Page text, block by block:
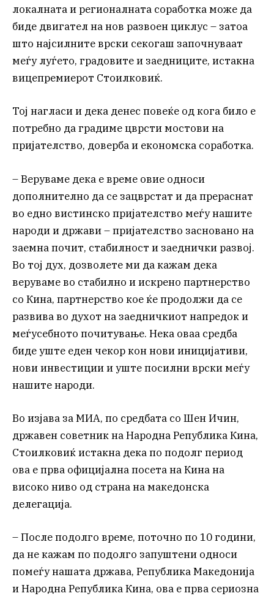
локалната и регионалната соработка може да
биде двигател на нов развоен циклус – затоа
што најсилните врски секогаш започнуваат
меѓу луѓето, градовите и заедниците, истакна
вицепремиерот Стоилковиќ.
Тој нагласи и дека денес повеќе од кога било е
потребно да градиме цврсти мостови на
пријателство, доверба и економска соработка.
– Веруваме дека е време овие односи
дополнително да се зацврстат и да прераснат
во едно вистинско пријателство меѓу нашите
народи и држави – пријателство засновано на
заемна почит, стабилност и заеднички развој.
Во тој дух, дозволете ми да кажам дека
веруваме во стабилно и искрено партнерство
со Кина, партнерство кое ќе продолжи да се
развива во духот на заедничкиот напредок и
меѓусебното почитување. Нека оваа средба
биде уште еден чекор кон нови иницијативи,
нови инвестиции и уште посилни врски меѓу
нашите народи.
Во изјава за МИА, по средбата со Шен Ичин,
државен советник на Народна Република Кина,
Стоилковиќ истакна дека по подолг период
ова е прва официјална посета на Кина на
високо ниво од страна на македонска
делегација.
– После подолго време, поточно по 10 години,
да не кажам по подолго запуштени односи
помеѓу нашата држава, Република Македонија
и Народна Република Кина, ова е прва сериозна